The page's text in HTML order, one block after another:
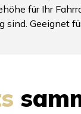
für Ihr
Geeignet